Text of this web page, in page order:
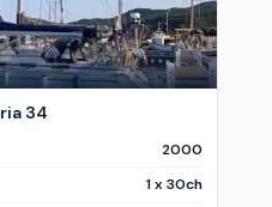
34
2000
1 x 30ch